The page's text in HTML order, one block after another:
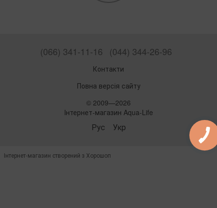
(066) 341-11-16 (044) 344-26-96
Контакти
Повна версія сайту
© 2009—2026
Інтернет-магазин Aqua-Life
Рус Укр
Інтернет-магазин створений з Хорошоп